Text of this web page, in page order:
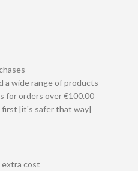
a wide range of products
for orders over €100.00
[it's safer that way]
extra cost